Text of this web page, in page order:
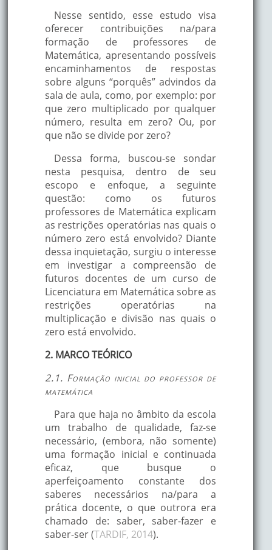
Nesse sentido, esse estudo visa
oferecer contribuições na/para
formação de professores de
Matemática, apresentando possíveis
encaminhamentos de respostas
sobre alguns “porquês” advindos da
sala de aula, como, por exemplo: por
que zero multiplicado por qualquer
número, resulta em zero? Ou, por
que não se divide por zero?
Dessa forma, buscou-se sondar
nesta pesquisa, dentro de seu
escopo e enfoque, a seguinte
questão: como os futuros
professores de Matemática explicam
as restrições operatórias nas quais o
número zero está envolvido? Diante
dessa inquietação, surgiu o interesse
em investigar a compreensão de
futuros docentes de um curso de
Licenciatura em Matemática sobre as
restrições operatórias na
multiplicação e divisão nas quais o
zero está envolvido.
2. MARCO TEÓRICO
2.1. Formação inicial do professor de
matemática
Para que haja no âmbito da escola
um trabalho de qualidade, faz-se
necessário, (embora, não somente)
uma formação inicial e continuada
eficaz, que busque o
aperfeiçoamento constante dos
saberes necessários na/para a
prática docente, o que outrora era
chamado de: saber, saber-fazer e
saber-ser (TARDIF, 2014).